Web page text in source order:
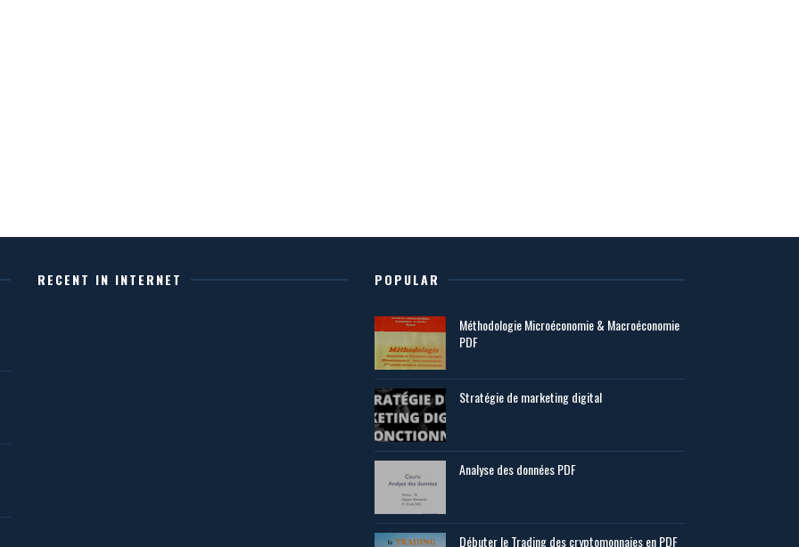
RECENT IN INTERNET POPULAR
Méthodologie Microéconomie & Macroéconomie
PDF
Stratégie de marketing digital
Analyse des données PDF
Débuter le Trading des cryptomonnaies en PDF